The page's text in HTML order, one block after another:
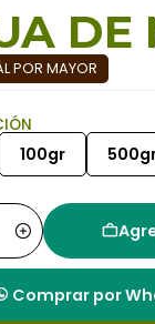
DE
POR MAYOR
100gr
Comprar por